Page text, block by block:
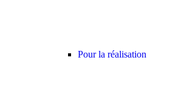
Pour la réalisation